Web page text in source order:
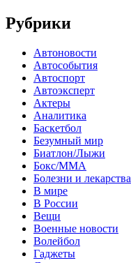
Рубрики
Автоновости
Автособытия
Автоспорт
Автоэксперт
Актеры
Аналитика
Баскетбол
Безумный мир
Биатлон/Лыжи
Бокс/MMA
Болезни и лекарства
В мире
В России
Вещи
Военные новости
Волейбол
Гаджеты